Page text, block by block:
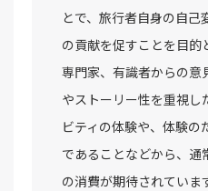
とで、旅行者自身の自己
の貢献を促すことを目的
専門家、有識者からの意
やストーリー性を重視し
ビティの体験や、体験
であることなどから、通
の消費が期待されていま